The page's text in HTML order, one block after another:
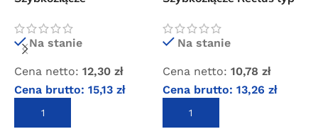
zewnętrznym 1/4″
Na stanie
Cena netto: 12,30 zł
Cena brutto: 15,13 zł
DODAJ DO KOSZYKA
zewnętrznym 1/2″
Na stanie
Cena netto: 10,78 zł
Cena brutto: 13,26 zł
DODAJ DO KOSZYKA